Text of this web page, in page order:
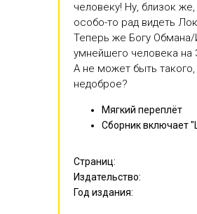
человеку! Ну, близок
особо-то рад видеть
Теперь же Богу Обмана/
умнейшего человека на
А не может быть
недоброе?
Мягкий переплёт
Сборник включает
Страниц:
Издательство:
Год издания: